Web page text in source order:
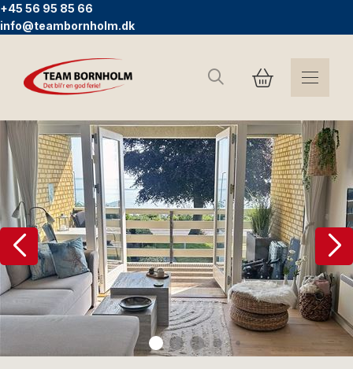
+45 56 95 85 66
info@teambornholm.dk
Search